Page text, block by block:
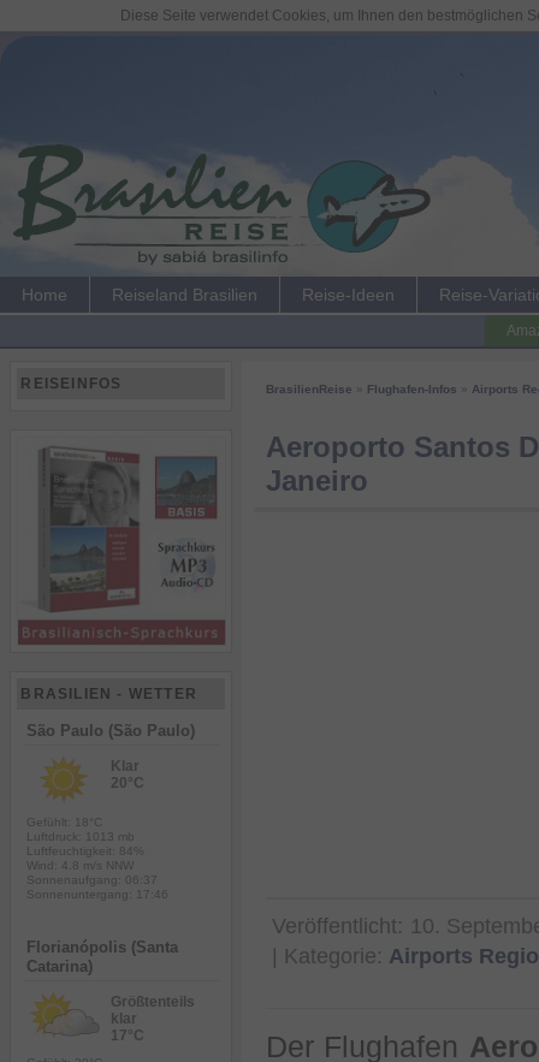
Home Reiseland Brasilien Reise-Ideen Reise-
BrasilienReise Flughafen-Infos Airports
Aeroporto Santos
Janeiro
Veröffentlicht: 10.
| Kategorie: Airports
Der Flughafen
REISEINFOS
BRASILIEN - WETTER
São Paulo (São Paulo)
Klar
20°C
Gefühlt: 18°C
Luftdruck: 1013 mb
Luftfeuchtigkeit: 84%
Wind: 4.8 m/s NNW
Sonnenaufgang: 06:37
Sonnenuntergang: 17:46
Florianópolis (Santa
Catarina)
Größtenteils
klar
17°C
Diese Seite verwendet Cookies, um Ihnen den bestmöglichen